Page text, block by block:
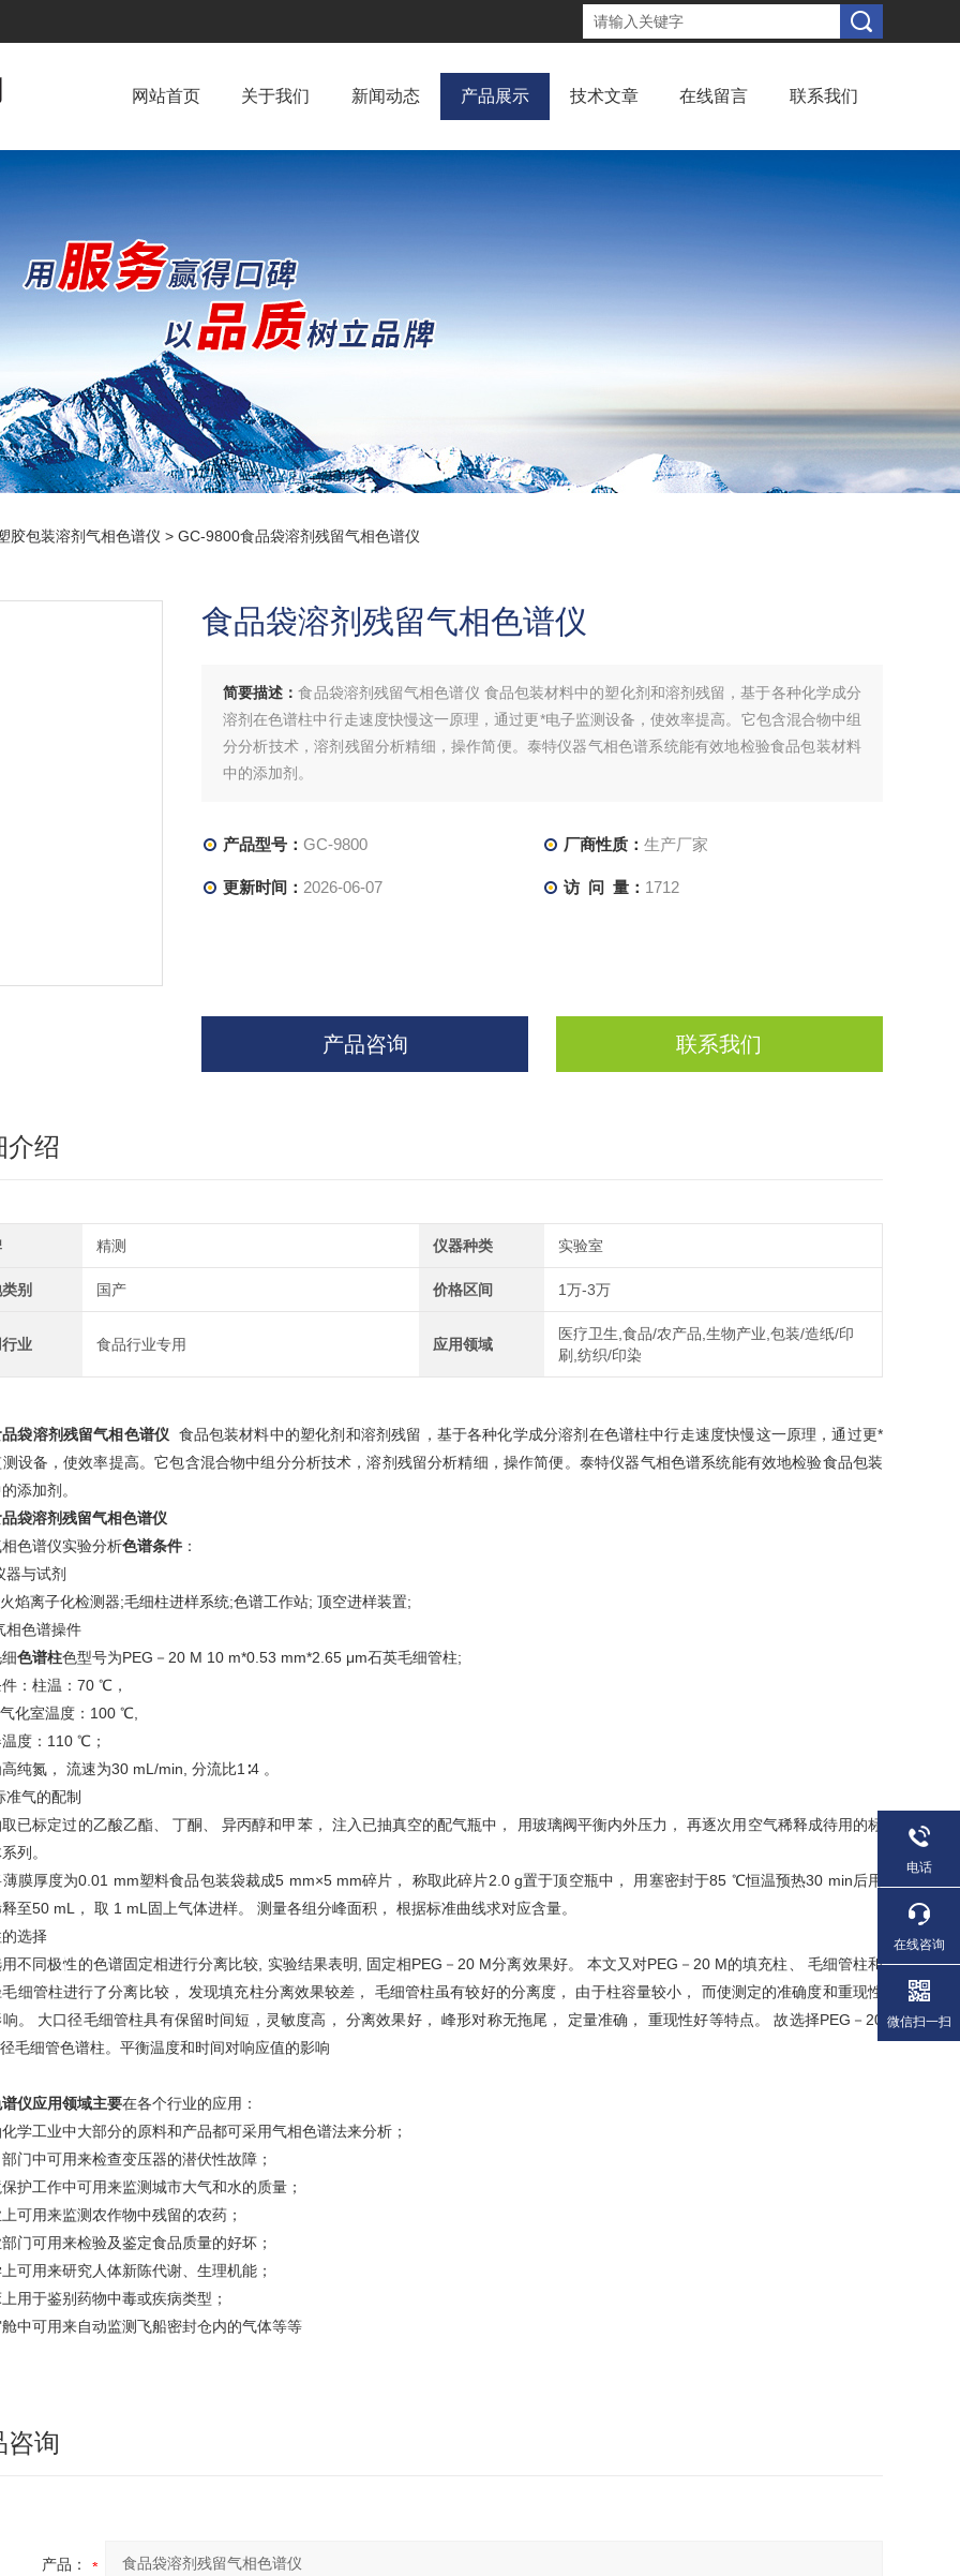
网站首页 关于我们 新闻动态 产品展示 技术文章 在线留言 联系我们
胶包装溶剂气相色谱仪 > GC-9800食品袋溶剂残留气相色谱仪
食品袋溶剂残留气相色谱仪
简要描述：食品袋溶剂残留气相色谱仪 食品包装材料中的塑化剂和溶剂残留，基于各种化学成分
溶剂在色谱柱中行走速度快慢这一原理，通过更*电子监测设备，使效率提高。它包含混合物中组
分分析技术，溶剂残留分析精细，操作简便。泰特仪器气相色谱系统能有效地检验食品包装材料
中的添加剂。
产品型号： GC-9800 厂商性质： 生产厂家
更新时间： 2026-06-07 访 问 量： 1712
产品咨询 联系我们
介绍
精测 仪器种类 实验室
别 国产 价格区间 1万-3万
业 食品行业专用 应用领域
医疗卫生,食品/农产品,生物产业,包装/造纸/印
刷,纺织/印染
袋溶剂残留气相色谱仪 食品包装材料中的塑化剂和溶剂残留，基于各种化学成分溶剂在色谱柱中行走速度快慢这一原理，通过更*
设备，使效率提高。它包含混合物中组分分析技术，溶剂残留分析精细，操作简便。泰特仪器气相色谱系统能有效地检验食品包装
添加剂。
袋溶剂残留气相色谱仪
色谱仪实验分析色谱条件 ：
器与试剂
离子化检测器;毛细柱进样系统;色谱工作站; 顶空进样装置;
相色谱操件
色谱柱色型号为PEG－20 M 10 m*0.53 mm*2.65 μm石英毛细管柱;
：柱温：70 ℃，
温度：100 ℃,
度：110 ℃；
纯氮， 流速为30 mL/min, 分流比1∶4 。
准气的配制
标定过的乙酸乙酯、 丁酮、 异丙醇和甲苯， 注入已抽真空的配气瓶中， 用玻璃阀平衡内外压力， 再逐次用空气稀释成待用的标
列。
膜厚度为0.01 mm塑料食品包装袋裁成5 mm×5 mm碎片， 称取此碎片2.0 g置于顶空瓶中， 用塞密封于85 ℃恒温预热30 min后用
至50 mL， 取 1 mL固上气体进样。 测量各组分峰面积， 根据标准曲线求对应含量。
柱的选择
同极性的色谱固定相进行分离比较, 实验结果表明, 固定相PEG－20 M分离效果好。 本文又对PEG－20 M的填充柱、 毛细管柱和
细管柱进行了分离比较， 发现填充柱分离效果较差， 毛细管柱虽有较好的分离度， 由于柱容量较小， 而使测定的准确度和重现性
。 大口径毛细管柱具有保留时间短，灵敏度高， 分离效果好， 峰形对称无拖尾， 定量准确， 重现性好等特点。 故选择PEG－20
毛细管色谱柱。平衡温度和时间对响应值的影响
仪应用领域主要在各个行业的应用：
学工业中大部分的原料和产品都可采用气相色谱法来分析；
门中可用来检查变压器的潜伏性故障；
护工作中可用来监测城市大气和水的质量；
可用来监测农作物中残留的农药；
门可用来检验及鉴定食品质量的好坏；
可用来研究人体新陈代谢、生理机能；
用于鉴别药物中毒或疾病类型；
中可用来自动监测飞船密封仓内的气体等等
咨询
产品：
电话
在线咨询
微信扫一扫